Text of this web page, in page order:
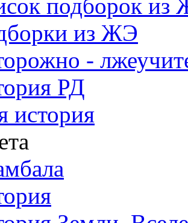
подборок из
из ЖЭ
-
РД
история